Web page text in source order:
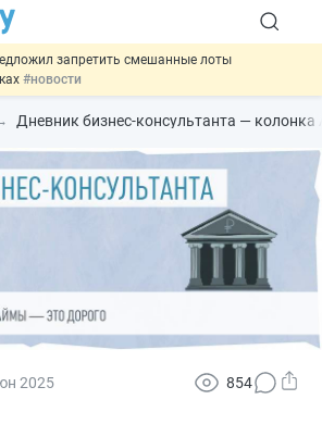
запретить смешанные лоты
#новости
отмене спецрежима для вкладов физлиц из
#новости
аннулирование патента
НДФЛ#новости
платёж СПОТ могут заменить
Дневник бизнес-консультанта —
2025 854